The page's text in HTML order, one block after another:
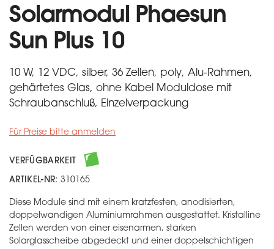
Solarmodul Phaesun
Sun Plus 10
10 W, 12 VDC, silber, 36 Zellen, poly, Alu-Rahmen,
gehärtetes Glas, ohne Kabel Moduldose mit
Schraubanschluß, Einzelverpackung
Für Preise bitte anmelden
VERFÜGBARKEIT
ARTIKEL-NR: 310165
Diese Module sind mit einem kratzfesten, anodisierten,
doppelwandigen Aluminiumrahmen ausgestattet. Kristalline
Zellen werden von einer eisenarmen, starken
Solarglasscheibe abgedeckt und einer doppelschichtigen